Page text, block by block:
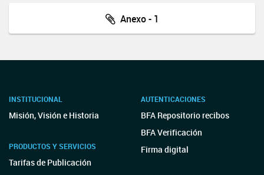
Anexo - 1
INSTITUCIONAL
Misión, Visión e Historia
PRODUCTOS Y SERVICIOS
Tarifas de Publicación
AUTENTICACIONES
BFA Repositorio recibos
BFA Verificación
Firma digital